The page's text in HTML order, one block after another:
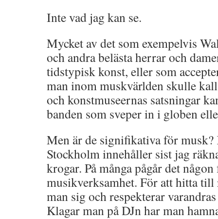
Inte vad jag kan se.
Mycket av det som exempelvis
och andra belästa herrar och
tidstypisk konst, eller som
man inom muskvärlden skulle
och konstmuseernas satsningar
banden som sveper in i globen
Men är de signifikativa för musk?
Stockholm innehåller sist jag
krogar. På många pågår det
musikverksamhet. För att hitta
man sig och respekterar
Klagar man på DJn har man